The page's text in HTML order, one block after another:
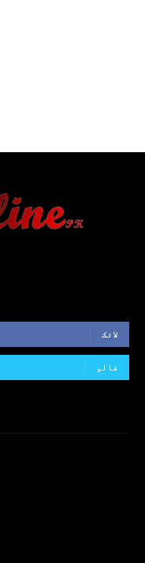
لائک
فالو